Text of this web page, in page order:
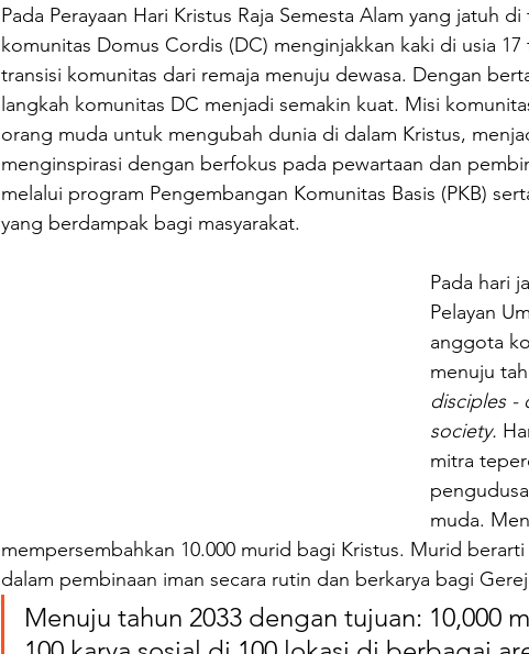
Pada Perayaan Hari Kristus Raja Semesta Alam yang jatuh
komunitas Domus Cordis (DC) menginjakkan kaki di usia
transisi komunitas dari remaja menuju dewasa. Dengan
langkah komunitas DC menjadi semakin kuat. Misi
orang muda untuk mengubah dunia di dalam Kristus,
menginspirasi dengan berfokus pada pewartaan dan
melalui program Pengembangan Komunitas Basis (PKB)
yang berdampak bagi masyarakat.
Pada hari
Pelayan
anggota
menuju
disciples -
society.
mitra
muda.
mempersembahkan 10.000 murid bagi Kristus. Murid
dalam pembinaan iman secara rutin dan berkarya bagi
Menuju tahun 2033 dengan tujuan: 10,000